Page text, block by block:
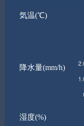
気温(℃)
降水量(mm/h)
湿度(%)